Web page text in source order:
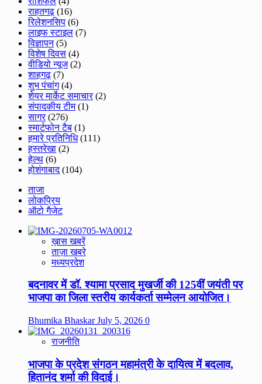
राहतगढ़ (16)
रिलेशनसिप (6)
लाइफ स्टाइल (7)
विज्ञापन(5)
विशेष दिवस (4)
वीडियो न्यूज(2)
शाहगढ़ (7)
शुभ पंचांग(4)
शेयर मार्केट समाचार(2)
संपादकीय टीम(1)
सागर(276)
स्मार्टफोन टैब (1)
हमारे प्रतिनिधि(111)
हस्तरेखा (2)
हेल्थ (6)
होशंगाबाद(104)
ताजा
लोकप्रिय
ऑटो गैजेट
ख़ास खबरें
ताज़ा खबरे
मध्यप्रदेश
बदनावर में डॉ. श्यामा प्रसाद मुखर्जी की 125वीं जयंती पर
भाजपा का जिला स्तरीय कार्यकर्ता सम्मेलन आयोजित।
Bhumika BhaskarJuly 5, 2026 0
राजनीति
भाजपा के प्रदेश संगठन महामंत्री के दायित्व में बदलाव,
हितानंद शर्मा की विदाई।